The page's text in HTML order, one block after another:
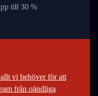
till 30 %
vi behöver för att
från oändliga